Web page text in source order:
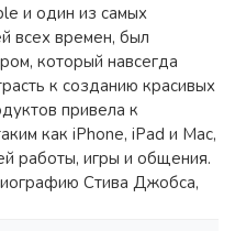
и один из самых
всех времен, был
который навсегда
к созданию красивых
привела к
как iPhone, iPad и Mac,
работы, игры и общения.
Стива Джобса,